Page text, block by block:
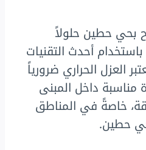
حطين حلولاً
أحدث التقنيات
العزل الحراري ضرورياً
مناسبة داخل المبنى
خاصةً في المناطق
حي حطين.